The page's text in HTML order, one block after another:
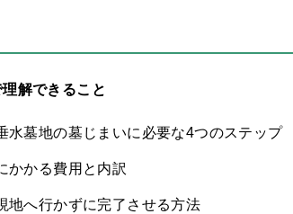
解できること
水墓地の墓じまいに必要な4つのステップ
かかる費用と内訳
地へ行かずに完了させる方法